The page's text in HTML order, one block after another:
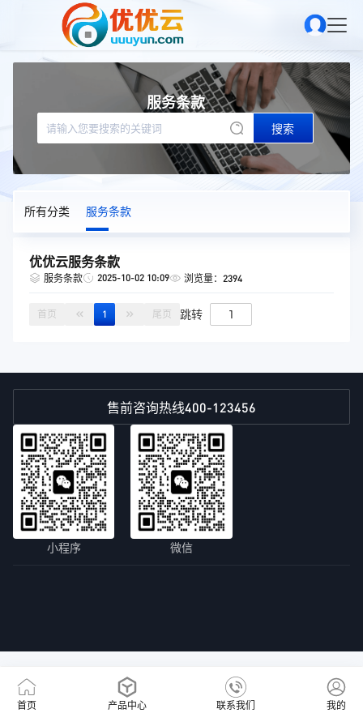
服务条款
搜索
所有分类 服务条款
优优云服务条款
服务条款 2025-10-02 10:09 浏览量：2394
首页 1 尾页 跳转
售前咨询热线400-123456
小程序 微信
首页 产品中心 联系我们 我的